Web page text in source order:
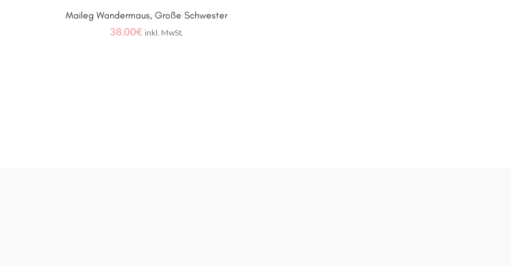
WEITERLESEN
Maileg Wandermaus, Große Schwester
38.00€ inkl. MwSt.